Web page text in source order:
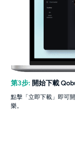
第3步: 開始下載
點擊「立即下載」即可
樂。